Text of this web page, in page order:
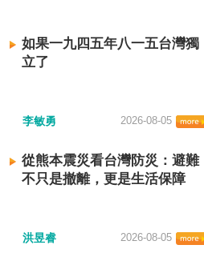
如果一九四五年八一五台灣獨
立了
李敏勇 2026-08-05
從熊本震災看台灣防災：避難
不只是撤離，更是生活保障
洪昱睿 2026-08-05